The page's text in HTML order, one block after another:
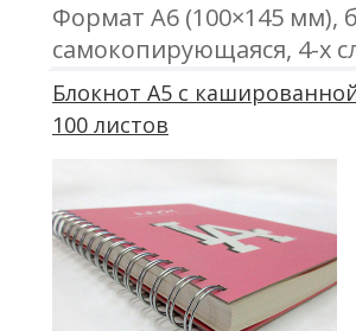
Формат А6 (100×145 мм),
самокопирующаяся, 4-х
офсетная печать,
Блокнот А5 с
100 листов